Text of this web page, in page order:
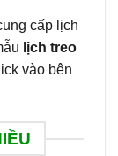
cấp lịch
lịch treo
vào bên